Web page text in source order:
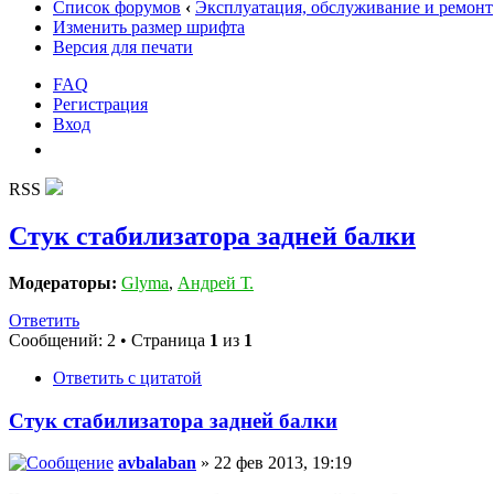
Список форумов ‹ Эксплуатация, обслуживание и ремонт
Изменить размер шрифта
Версия для печати
FAQ
Регистрация
Вход
RSS
Стук стабилизатора задней балки
Модераторы: Glyma, Андрей Т.
Ответить
Сообщений: 2 • Страница 1 из 1
Ответить с цитатой
Стук стабилизатора задней балки
avbalaban » 22 фев 2013, 19:19